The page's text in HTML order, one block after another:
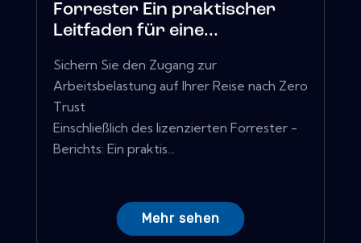
Forrester Ein praktischer
Leitfaden für eine...
Sichern Sie den Zugang zur
Arbeitsbelastung auf Ihrer Reise nach Zero
Trust
Einschließlich des lizenzierten Forrester -
Berichts: Ein praktis...
Mehr sehen